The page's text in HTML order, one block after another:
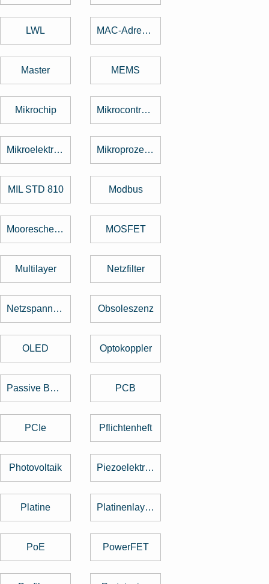
LWL MAC-Adresse
Master MEMS
Mikrochip Mikrocontroller
Mikroelektronik Mikroprozessor
MIL STD 810 Modbus
Mooresche Gesetz MOSFET
Multilayer Netzfilter
Netzspannung Obsoleszenz
OLED Optokoppler
Passive Bauelemente PCB
PCIe Pflichtenheft
Photovoltaik Piezoelektrischer Sensor
Platine Platinenlayout
PoE PowerFET